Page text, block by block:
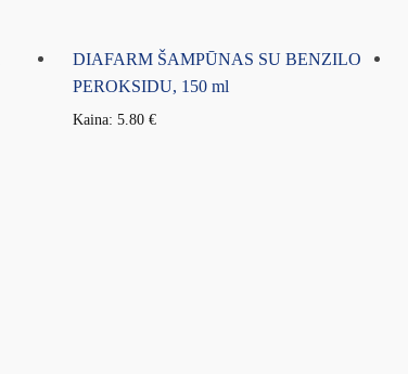
DIAFARM ŠAMPŪNAS SU BENZILO
PEROKSIDU, 150 ml
Kaina:5.80€